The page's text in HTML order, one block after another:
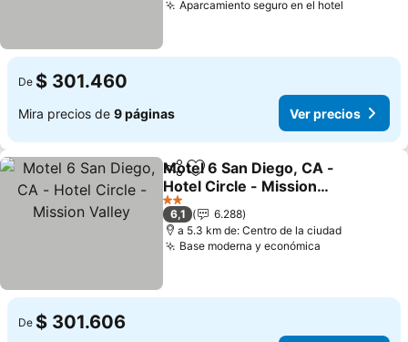
Aparcamiento seguro en el hotel
De $ 301.460
Mira precios de 9 páginas Ver precios
CompartirAgregar a favoritos
Motel 6 San Diego, CA -
Hotel Circle - Mission
Valley
Ver precios
2 Estrellas
6,1
6.288
a 5.3 km de: Centro de la ciudad
Base moderna y económica
De $ 301.606